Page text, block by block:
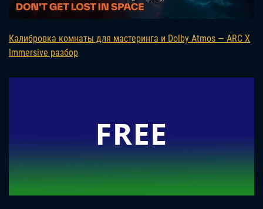
Калибровка комнаты для мастеринга и Dolby Atmos — ARC X
Immersive разбор